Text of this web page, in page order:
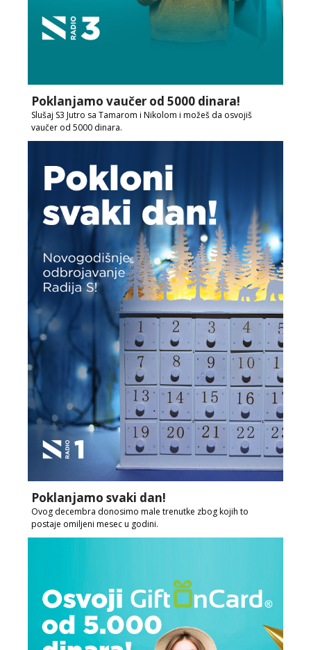
Poklanjamo vaučer od 5000 dinara!
Slušaj S3 Jutro sa Tamarom i Nikolom i možeš da osvojiš
vaučer od 5000 dinara.
Poklanjamo svaki dan!
Ovog decembra donosimo male trenutke zbog kojih to
postaje omiljeni mesec u godini.